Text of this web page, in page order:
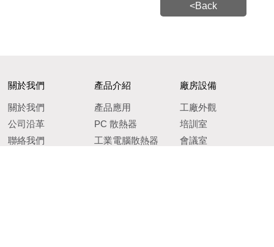
<Back
關於我們
關於我們
公司沿革
聯絡我們
產品介紹
產品應用
PC 散熱器
工業電腦散熱器
廠房設備
工廠外觀
培訓室
會議室